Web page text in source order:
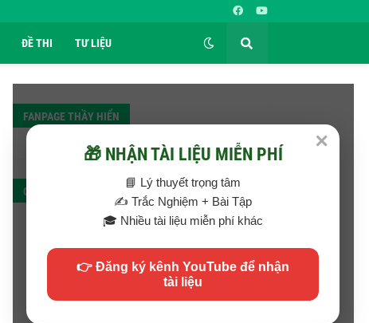
ĐỀ THI TƯ LIỆU
✕
🎁 NHẬN TÀI LIỆU MIỄN PHÍ
📘 Lý thuyết trọng tâm
✍️ Trắc Nghiệm + Bài Tập
🎓 Nhiều tài liệu miễn phí khác
👉 Đăng ký kênh YouTube để nhận
tài liệu
FANPAGE THẦY HIỂN
QC